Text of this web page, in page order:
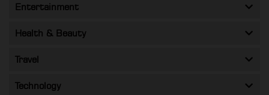
Entertainment
Health & Beauty
Travel
Technology